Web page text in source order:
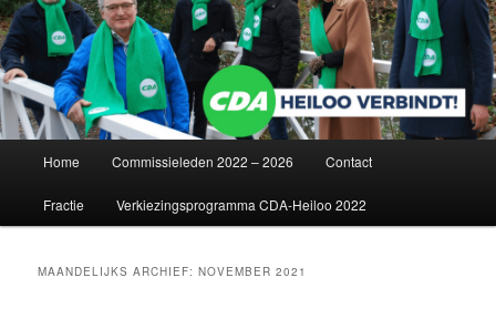
Spring naar de primaire inhoud
Spring naar de secundaire inhoud
Home Commissieleden 2022 – 2026 Contact
Fractie Verkiezingsprogramma CDA-Heiloo 2022
MAANDELIJKS ARCHIEF:NOVEMBER 2021